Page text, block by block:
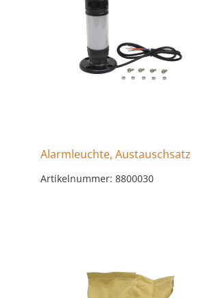
Alarmleuchte, Austauschsatz
Artikelnummer: 8800030